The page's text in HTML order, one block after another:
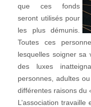
que ces fonds
seront utilisés pour
les plus démunis.
Toutes ces
lesquelles soigner sa
des luxes
personnes, adultes
différentes raisons du
L’association travaille